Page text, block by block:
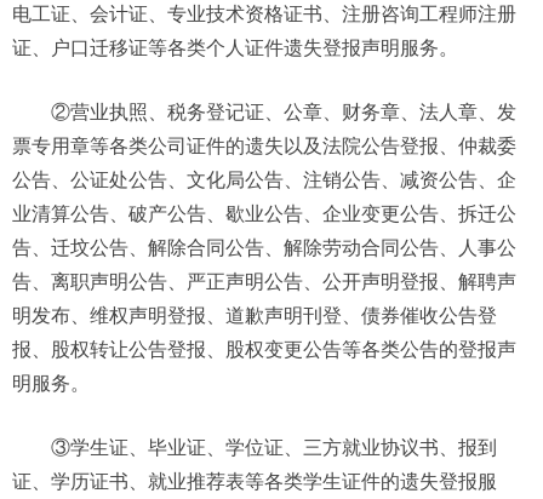
电工证、会计证、专业技术资格证书、注册咨询工程师注册
证、户口迁移证等各类个人证件遗失登报声明服务。
②营业执照、税务登记证、公章、财务章、法人章、发
票专用章等各类公司证件的遗失以及法院公告登报、仲裁委
公告、公证处公告、文化局公告、注销公告、减资公告、企
业清算公告、破产公告、歇业公告、企业变更公告、拆迁公
告、迁坟公告、解除合同公告、解除劳动合同公告、人事公
告、离职声明公告、严正声明公告、公开声明登报、解聘声
明发布、维权声明登报、道歉声明刊登、债券催收公告登
报、股权转让公告登报、股权变更公告等各类公告的登报声
明服务。
③学生证、毕业证、学位证、三方就业协议书、报到
证、学历证书、就业推荐表等各类学生证件的遗失登报服